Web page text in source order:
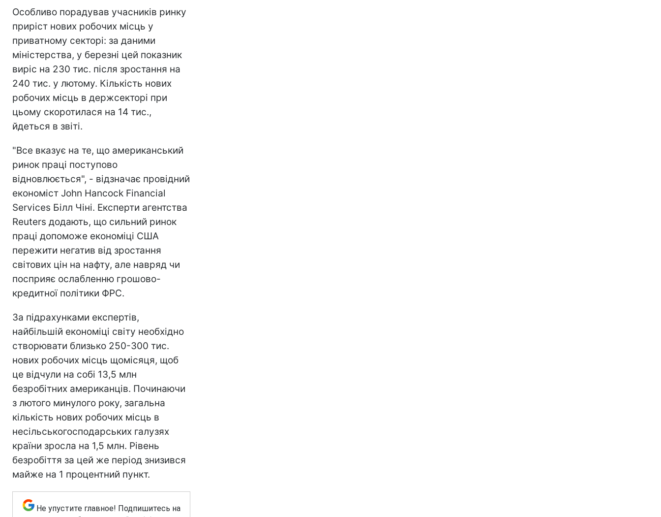
Особливо порадував учасників ринку
приріст нових робочих місць у
приватному секторі: за даними
міністерства, у березні цей показник
виріс на 230 тис. після зростання на
240 тис. у лютому. Кількість нових
робочих місць в держсекторі при
цьому скоротилася на 14 тис.,
йдеться в звіті.
"Все вказує на те, що американський
ринок праці поступово
відновлюється", - відзначає провідний
економіст John Hancock Financial
Services Білл Чіні. Експерти агентства
Reuters додають, що сильний ринок
праці допоможе економіці США
пережити негатив від зростання
світових цін на нафту, але навряд чи
посприяє ослабленню грошово-
кредитної політики ФРС.
За підрахунками експертів,
найбільшій економіці світу необхідно
створювати близько 250-300 тис.
нових робочих місць щомісяця, щоб
це відчули на собі 13,5 млн
безробітних американців. Починаючи
з лютого минулого року, загальна
кількість нових робочих місць в
несільськогосподарських галузях
країни зросла на 1,5 млн. Рівень
безробіття за цей же період знизився
майже на 1 процентний пункт.
Не упустите главное! Подпишитесь на